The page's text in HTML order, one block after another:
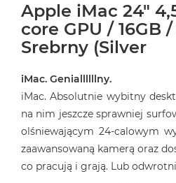
Apple iMac 24"
core GPU / 16GB
Srebrny (Silver
iMac. Geniallllllny.
iMac. Absolutnie wybitny
na nim jeszcze sprawniej
olśniewającym 24‑calowym
zaawansowaną kamerą oraz
co pracują i grają. Lub